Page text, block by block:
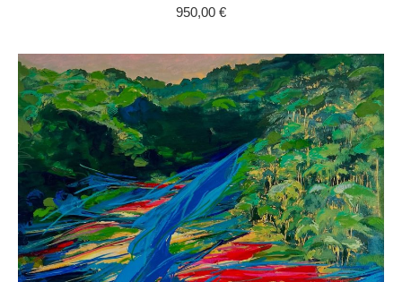
950,00 €